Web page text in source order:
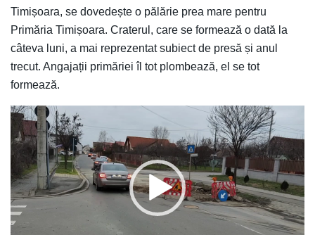
Timișoara, se dovedește o pălărie prea mare pentru
Primăria Timișoara. Craterul, care se formează o dată la
câteva luni, a mai reprezentat subiect de presă și anul
trecut. Angajații primăriei îl tot plombează, el se tot
formează.
Player
video